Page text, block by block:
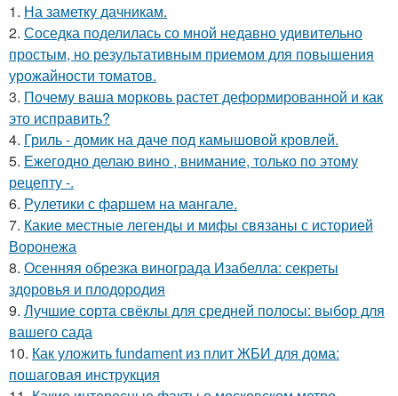
1. На заметку дачникам.
2. Соседка поделилась со мной недавно удивительно
простым, но результативным приемом для повышения
урожайности томатов.
3. Почему ваша морковь растет деформированной и как
это исправить?
4. Гриль - домик на даче под камышовой кровлей.
5. Ежегодно делаю вино , внимание, только по этому
рецепту -.
6. Рулетики с фаршем на мангале.
7. Какие местные легенды и мифы связаны с историей
Воронежа
8. Осенняя обрезка винограда Изабелла: секреты
здоровья и плодородия
9. Лучшие сорта свёклы для средней полосы: выбор для
вашего сада
10. Как уложить fundament из плит ЖБИ для дома:
пошаговая инструкция